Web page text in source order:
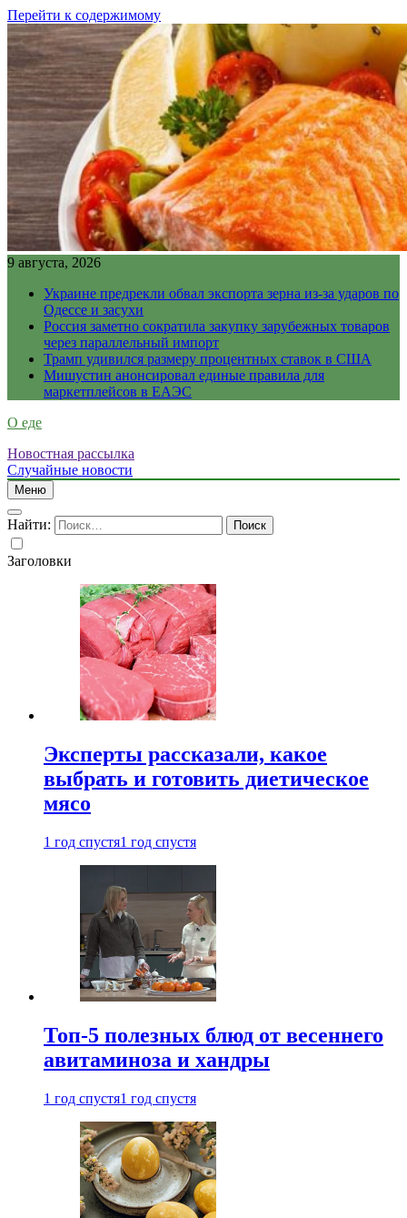
Перейти к содержимому
9 августа, 2026
Украине предрекли обвал экспорта зерна из-за ударов по
Одессе и засухи
Россия заметно сократила закупку зарубежных товаров
через параллельный импорт
Трамп удивился размеру процентных ставок в США
Мишустин анонсировал единые правила для
маркетплейсов в ЕАЭС
О еде
Новостная рассылка
Случайные новости
Меню
Найти:
Заголовки
Эксперты рассказали, какое
выбрать и готовить диетическое
мясо
1 год спустя1 год спустя
Топ-5 полезных блюд от весеннего
авитаминоза и хандры
1 год спустя1 год спустя